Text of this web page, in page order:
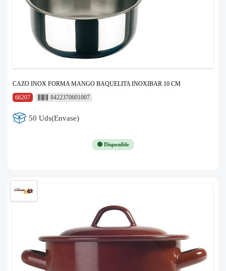
CAZO INOX FORMA MANGO BAQUELITA INOXIBAR 10 CM
66207
8422370601007
50 Uds(Envase)
🟢 Disponible